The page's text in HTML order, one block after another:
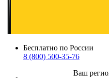
Бесплатно по России
8 (800) 500-35-76
Ваш